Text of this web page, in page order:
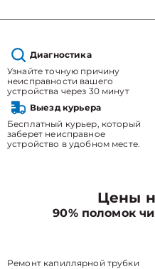
Диагностика
Узнайте точную причину
неисправности вашего
устройства через 30 минут
Выезд курьера
Бесплатный курьер, который
заберет неисправное
устройство в удобном месте.
Цены
90% поломок
Ремонт капиллярной трубки